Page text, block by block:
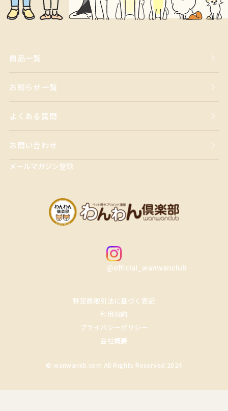
商品一覧
お知らせ一覧
よくある質問
お問い合わせ
メールマガジン登録
@official_wanwanclub
特定商取引法に基づく表記
利用規約
プライバシーポリシー
会社概要
© wanwankb.com All Rights Reserved 2024